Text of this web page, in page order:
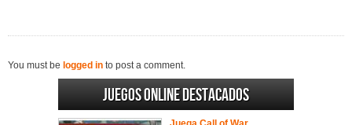
You must be logged in to post a comment.
Juegos online destacados